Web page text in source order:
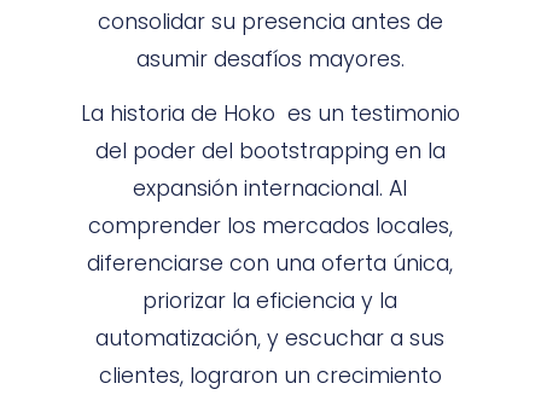
consolidar su presencia antes de
asumir desafíos mayores.
La historia de Hoko es un testimonio
del poder del bootstrapping en la
expansión internacional. Al
comprender los mercados locales,
diferenciarse con una oferta única,
priorizar la eficiencia y la
automatización, y escuchar a sus
clientes, lograron un crecimiento